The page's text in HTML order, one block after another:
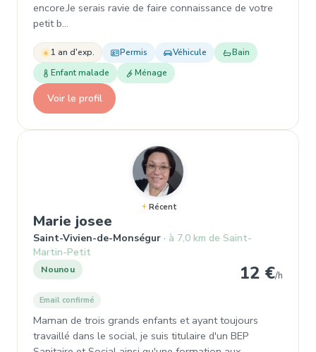
encore.Je serais ravie de faire connaissance de votre
petit b…
1 an d'exp. Permis Véhicule
Bain
Enfant malade
Ménage
Voir le profil
Récent
Marie josee
Saint-Vivien-de-Monségur
à 7,0 km de Saint-
Martin-Petit
Nounou 12 €/h
Email confirmé
Maman de trois grands enfants et ayant toujours
travaillé dans le social, je suis titulaire d'un BEP